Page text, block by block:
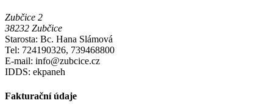
Zubčice 2
38232 Zubčice
Starosta: Bc. Hana Slámová
Tel: 724190326, 739468800
E-mail: info@zubcice.cz
IDDS: ekpaneh
Fakturační údaje